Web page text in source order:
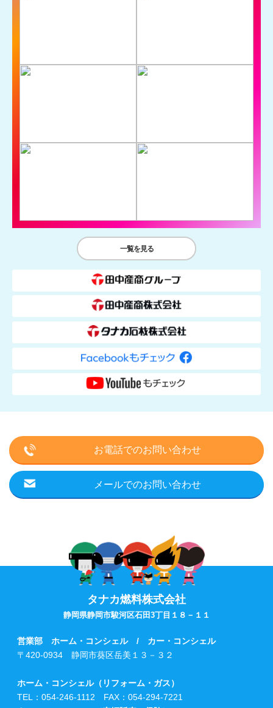
一覧を見る
お電話でのお問い合わせ
メールでのお問い合わせ
タナカ燃料株式会社
静岡県静岡市駿河区石田3丁目１８－１１
営業部 ホーム・コンシェル / カー・コンシェル
〒420-0934 静岡市葵区岳美１３－３２
ホーム・コンシェル（リフォーム・ガス）
TEL：054-246-1112 FAX：054-294-7221